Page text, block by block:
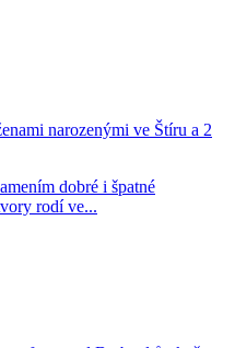
narozenými ve Štíru a 2
dobré i špatné
rodí ve...